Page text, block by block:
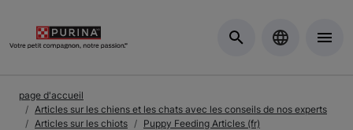
page d'accueil
Articles sur les chiens et les chats avec les conseils de nos experts
Articles sur les chiots
Puppy Feeding Articles (fr)